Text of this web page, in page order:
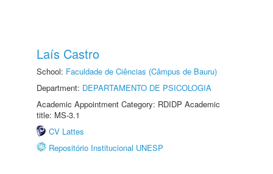
Laís Castro
School: Faculdade de Ciências (Câmpus de Bauru)
Department: DEPARTAMENTO DE PSICOLOGIA
Academic Appointment Category: RDIDP Academic
title: MS-3.1
CV Lattes
Repositório Institucional UNESP